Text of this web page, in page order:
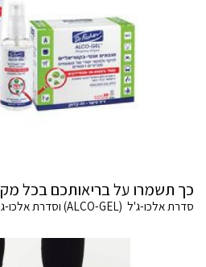
כך תשמרו על בריאותכם בכל
סדרת אלכו-ג'ל (ALCO-GEL) וסדרת אלכו-ג'ל PHARMA WIPES